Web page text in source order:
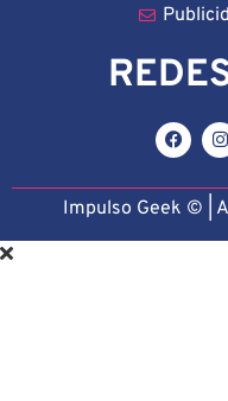
Impulso Geek © |